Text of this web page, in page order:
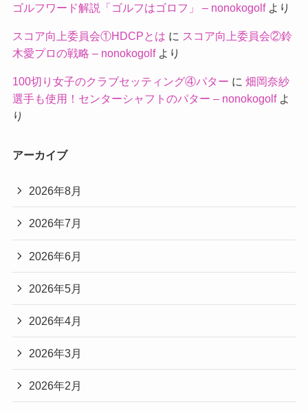
ゴルフワード解説「ゴルフはゴロフ」 – nonokogolfより
スコア向上委員会①HDCPとは に スコア向上委員会②鈴
木愛プロの戦略 – nonokogolfより
100切り女子のクラブセッティング④パター に 畑岡奈紗
選手も使用！センターシャフトのパター – nonokogolfよ
り
アーカイブ
2026年8月
2026年7月
2026年6月
2026年5月
2026年4月
2026年3月
2026年2月